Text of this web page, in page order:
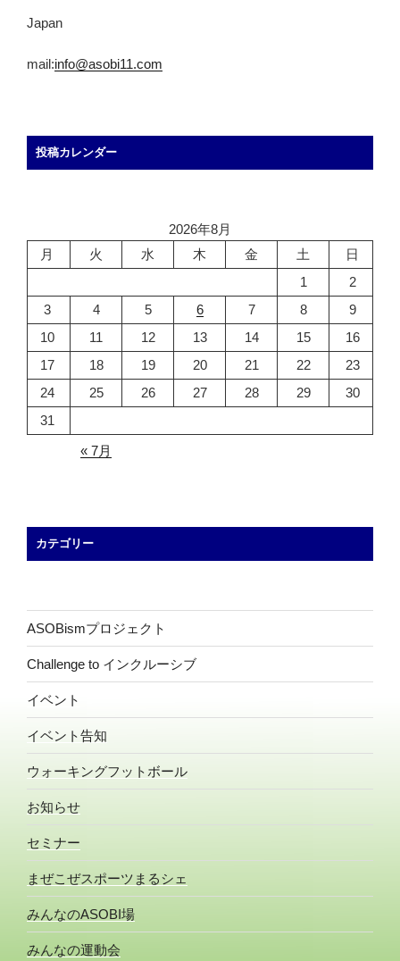
Japan
mail:info@asobi11.com
投稿カレンダー
2026年8月
月
火 水 木 金 土
日
1
2
3
4 5 6 7 8
9
10
11 12 13 14 15
16
17
18 19 20 21 22
23
24
25 26 27 28 29
30
31
« 7月
カテゴリー
ASOBismプロジェクト
Challenge to インクルーシブ
イベント
イベント告知
ウォーキングフットボール
お知らせ
セミナー
まぜこぜスポーツまるシェ
みんなのASOBI場
みんなの運動会